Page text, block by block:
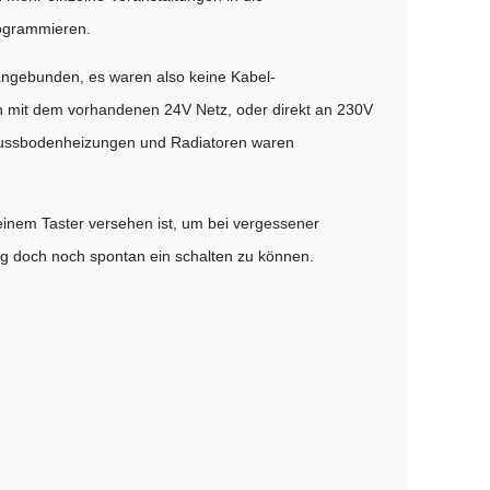
es waren also keine Kabel-
dem vorhandenen 24V Netz, oder direkt an 230V
und Radiatoren waren
Taster versehen ist, um bei vergessener
doch noch spontan ein schalten zu können.